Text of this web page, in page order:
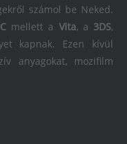
számol be Neked.
mellett a Vita, a 3DS,
kapnak. Ezen kívül
anyagokat, mozifilm